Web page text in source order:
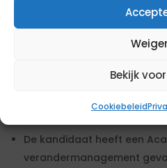
Bekijk
Cookiebeleid
Opdrachtgever vergoed.
De kandidaat beschikt
hbo-opleiding in de richting
De kandidaat heeft
De kandidaat heeft een
verandermanagement